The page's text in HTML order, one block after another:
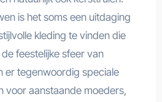
is het soms een uitdaging
kleding te vinden die
feestelijke sfeer van
er tegenwoordig speciale
voor aanstaande moeders,